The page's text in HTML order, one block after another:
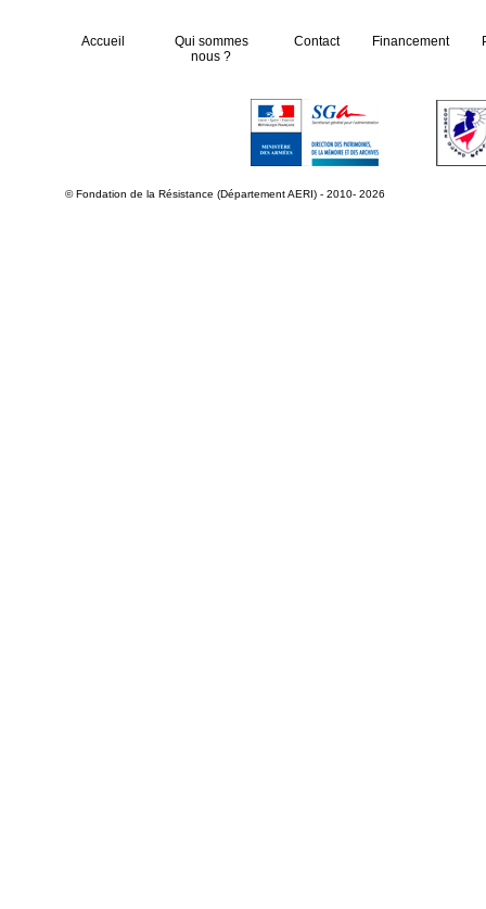
Accueil
Qui sommes
nous ?
Contact Financement
© Fondation de la Résistance (Département AERI) - 2010- 2026